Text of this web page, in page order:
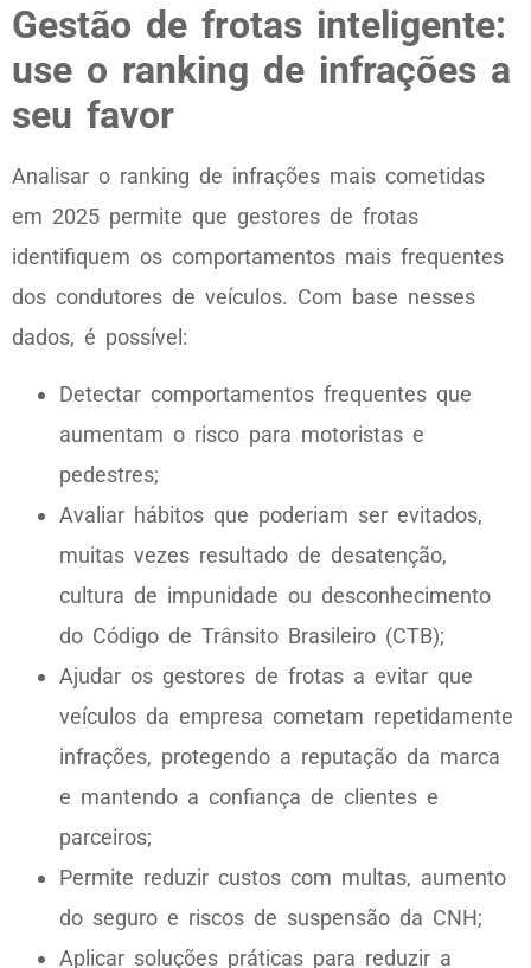
Gestão de frotas inteligente:
use o ranking de infrações a
seu favor
Analisar o ranking de infrações mais cometidas
em 2025 permite que gestores de frotas
identifiquem os comportamentos mais frequentes
dos condutores de veículos. Com base nesses
dados, é possível:
Detectar comportamentos frequentes que
aumentam o risco para motoristas e
pedestres;
Avaliar hábitos que poderiam ser evitados,
muitas vezes resultado de desatenção,
cultura de impunidade ou desconhecimento
do Código de Trânsito Brasileiro (CTB);
Ajudar os gestores de frotas a evitar que
veículos da empresa cometam repetidamente
infrações, protegendo a reputação da marca
e mantendo a confiança de clientes e
parceiros;
Permite reduzir custos com multas, aumento
do seguro e riscos de suspensão da CNH;
Aplicar soluções práticas para reduzir a